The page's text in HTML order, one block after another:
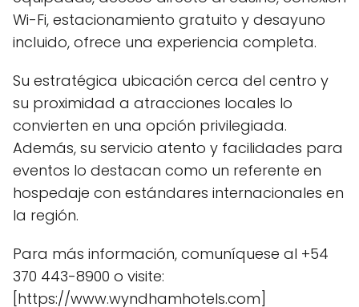
Wi-Fi, estacionamiento gratuito y desayuno
incluido, ofrece una experiencia completa.
Su estratégica ubicación cerca del centro y
su proximidad a atracciones locales lo
convierten en una opción privilegiada.
Además, su servicio atento y facilidades para
eventos lo destacan como un referente en
hospedaje con estándares internacionales en
la región.
Para más información, comuníquese al +54
370 443-8900 o visite:
[https://www.wyndhamhotels.com]